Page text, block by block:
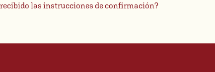
recibido las instrucciones de confirmación?